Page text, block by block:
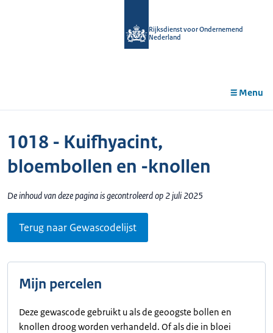
Rijksdienst voor Ondernemend
Nederland
Menu
1018 - Kuifhyacint,
bloembollen en -knollen
De inhoud van deze pagina is gecontroleerd op 2 juli 2025
Terug naar Gewascodelijst
Mijn percelen
Deze gewascode gebruikt u als de geoogste bollen en
knollen droog worden verhandeld. Of als die in bloei